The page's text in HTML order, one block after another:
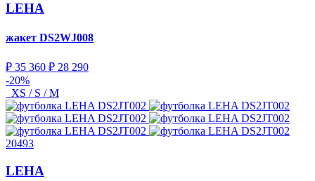
LEHA
жакет DS2WJ008
₽ 35 360 ₽ 28 290
-20%
XS / S / M
20493
LEHA